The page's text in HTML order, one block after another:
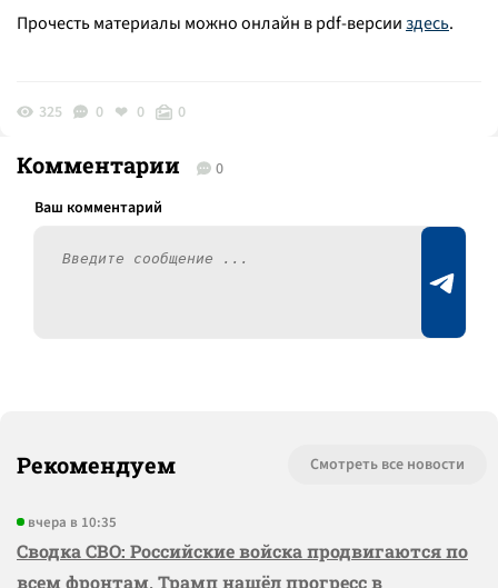
Прочесть материалы можно онлайн в pdf-версииздесь.
325 0 0 0
Комментарии 0
Рекомендуем Смотреть все новости
вчера в 10:35
Сводка СВО: Российские войска продвигаются по
всем фронтам, Трамп нашёл прогресс в